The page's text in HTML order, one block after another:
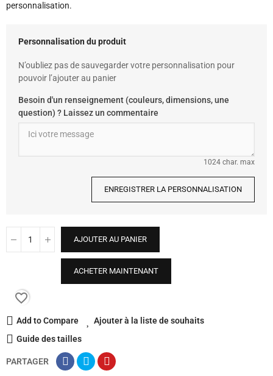
personnalisation.
Personnalisation du produit
N’oubliez pas de sauvegarder votre personnalisation pour
pouvoir l’ajouter au panier
Besoin d'un renseignement (couleurs, dimensions, une
question) ? Laissez un commentaire
1024 char. max
ENREGISTRER LA PERSONNALISATION
AJOUTER AU PANIER
ACHETER MAINTENANT
favorite_border
Add to Compare
Ajouter à la liste de souhaits
Guide des tailles
PARTAGER